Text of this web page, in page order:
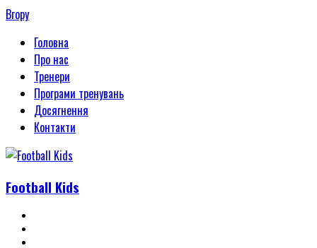
Вгору
Головна
Про нас
Тренери
Програми тренувань
Досягнення
Контакти
Football Kids